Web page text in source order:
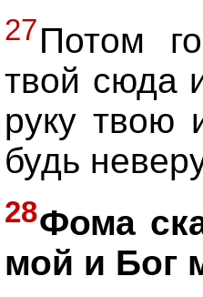
27Потом
твой сюда
руку твою
будь
28Фома
мой и Бог